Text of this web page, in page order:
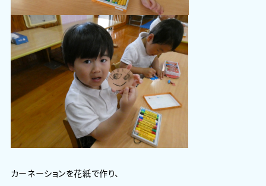
カーネーションを花紙で作り、